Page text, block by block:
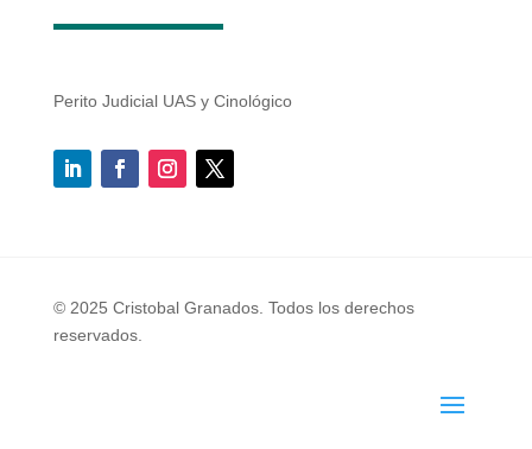
Perito Judicial UAS y Cinológico
© 2025 Cristobal Granados. Todos los derechos
reservados.